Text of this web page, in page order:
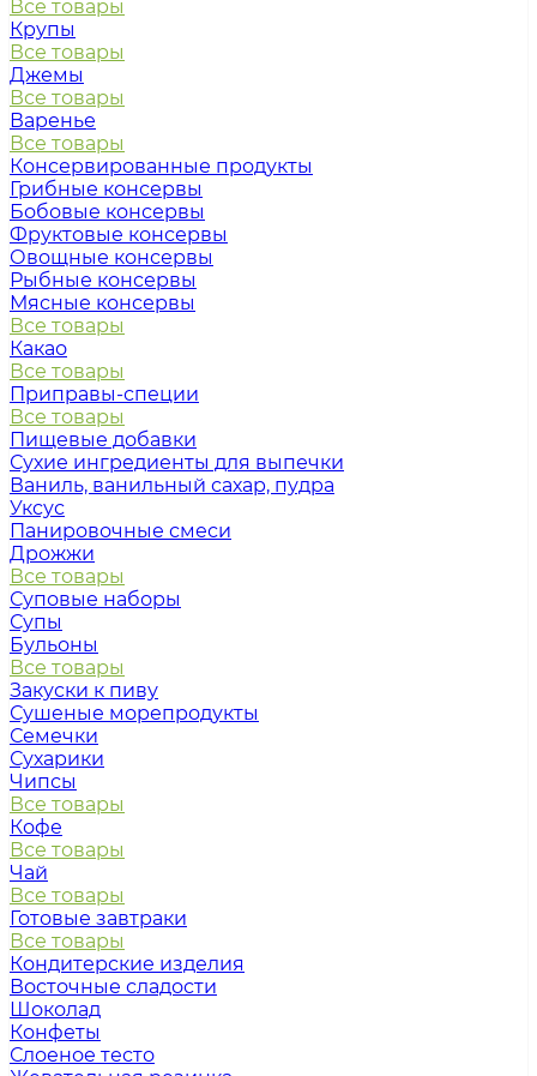
Все товары
Крупы
Все товары
Джемы
Все товары
Варенье
Все товары
Консервированные продукты
Грибные консервы
Бобовые консервы
Фруктовые консервы
Овощные консервы
Рыбные консервы
Мясные консервы
Все товары
Какао
Все товары
Приправы-специи
Все товары
Пищевые добавки
Сухие ингредиенты для выпечки
Ваниль, ванильный сахар, пудра
Уксус
Панировочные смеси
Дрожжи
Все товары
Суповые наборы
Супы
Бульоны
Все товары
Закуски к пиву
Сушеные морепродукты
Семечки
Сухарики
Чипсы
Все товары
Кофе
Все товары
Чай
Все товары
Готовые завтраки
Все товары
Кондитерские изделия
Восточные сладости
Шоколад
Конфеты
Слоеное тесто